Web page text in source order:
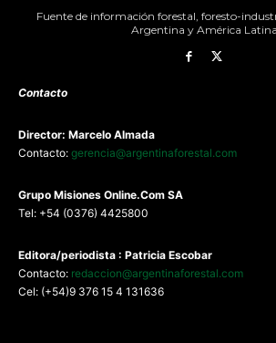
Fuente de información forestal, foresto-
Argentina y América Latina
Contacto
Director: Marcelo Almada
Contacto: gerencia@argentinaforestal.com
Grupo Misiones Online.Com SA
Tel: +54 (0376) 4425800
Editora/periodista : Patricia Escobar
Contacto: redaccion@argentinaforestal.com
Cel: (+54)9 376 15 4 131636